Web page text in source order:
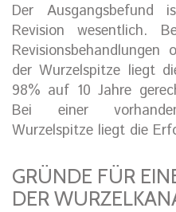
Der
Revision wesentlich.
der Wurzelspitze liegt
98% auf 10 Jahre
Bei einer
Wurzelspitze liegt die
GRÜNDE FÜR
DER